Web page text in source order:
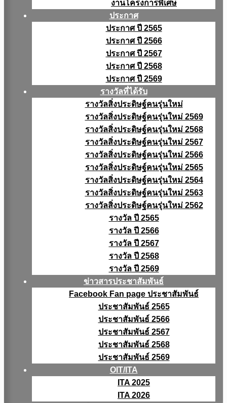
งานโครงการพิเศษ
ประกาศ
ประกาศ ปี 2565
ประกาศ ปี 2566
ประกาศ ปี 2567
ประกาศ ปี 2568
ประกาศ ปี 2569
รางวัลที่ได้รับ
รางวัลสิ่งประดิษฐ์คนรุ่นใหม่
รางวัลสิ่งประดิษฐ์คนรุ่นใหม่ 2569
รางวัลสิ่งประดิษฐ์คนรุ่นใหม่ 2568
รางวัลสิ่งประดิษฐ์คนรุ่นใหม่ 2567
รางวัลสิ่งประดิษฐ์คนรุ่นใหม่ 2566
รางวัลสิ่งประดิษฐ์คนรุ่นใหม่ 2565
รางวัลสิ่งประดิษฐ์คนรุ่นใหม่ 2564
รางวัลสิ่งประดิษฐ์คนรุ่นใหม่ 2563
รางวัลสิ่งประดิษฐ์คนรุ่นใหม่ 2562
รางวัล ปี 2565
รางวัล ปี 2566
รางวัล ปี 2567
รางวัล ปี 2568
รางวัล ปี 2569
ข่าวสารประชาสัมพันธ์
Facebook Fan page ประชาสัมพันธ์
ประชาสัมพันธ์ 2565
ประชาสัมพันธ์ 2566
ประชาสัมพันธ์ 2567
ประชาสัมพันธ์ 2568
ประชาสัมพันธ์ 2569
OIT/ITA
ITA 2025
ITA 2026